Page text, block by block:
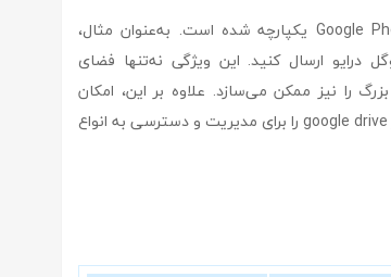
google drive همچنین با خدمات دیگر گوگل مانند Gmail و Google Photos یکپارچه شده است. به‌عنوان مثال،
درایو ارسال کنید. این ویژگی نه‌تنها فضای
را نیز ممکن می‌سازد. علاوه بر این، امکان
، استفاده از google drive را برای مدیریت و دسترسی به انواع